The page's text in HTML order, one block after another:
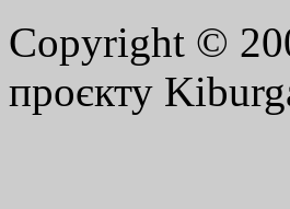
Copyright ©
проєкту